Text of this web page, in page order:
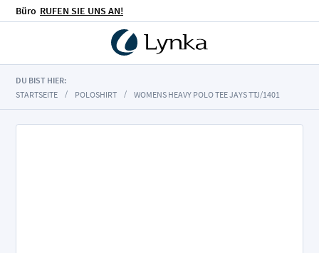
Büro RUFEN SIE UNS AN!
DU BIST HIER:
STARTSEITE
POLOSHIRT WOMENS HEAVY POLO TEE JAYS TTJ/1401